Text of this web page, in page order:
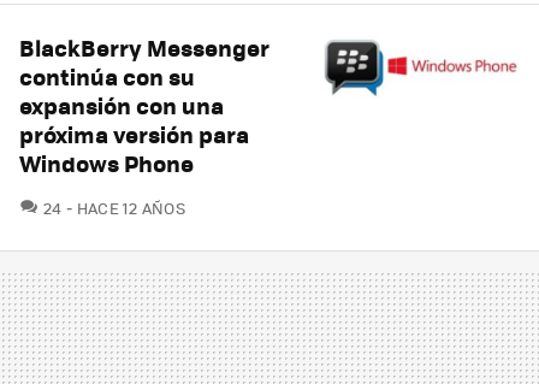
BlackBerry Messenger
continúa con su
expansión con una
próxima versión para
Windows Phone
24 COMENTARIOS
HACE 12 AÑOS